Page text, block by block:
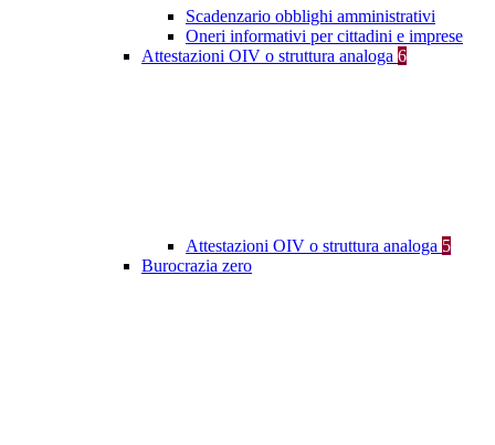
Scadenzario obblighi amministrativi
Oneri informativi per cittadini e imprese
Attestazioni OIV o struttura analoga 6
Attestazioni OIV o struttura analoga 5
Burocrazia zero